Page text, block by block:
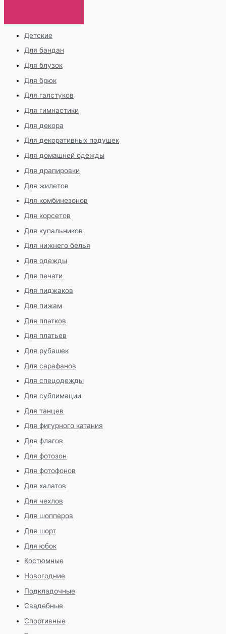
Детские
Для бандан
Для блузок
Для брюк
Для галстуков
Для гимнастики
Для декора
Для декоративных подушек
Для домашней одежды
Для драпировки
Для жилетов
Для комбинезонов
Для корсетов
Для купальников
Для нижнего белья
Для одежды
Для печати
Для пиджаков
Для пижам
Для платков
Для платьев
Для рубашек
Для сарафанов
Для спецодежды
Для сублимации
Для танцев
Для фигурного катания
Для флагов
Для фотозон
Для фотофонов
Для халатов
Для чехлов
Для шопперов
Для шорт
Для юбок
Костюмные
Новогодние
Подкладочные
Свадебные
Спортивные